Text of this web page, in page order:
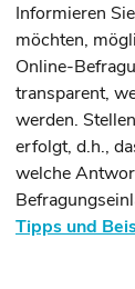
Informieren
möchten,
Online-
transparent,
werden.
erfolgt, d.h.,
welche
Tipps und